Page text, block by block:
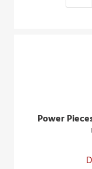
Power